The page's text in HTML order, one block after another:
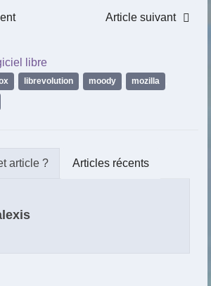
Article suivant
libre
librevolution moody mozilla
Articles récents